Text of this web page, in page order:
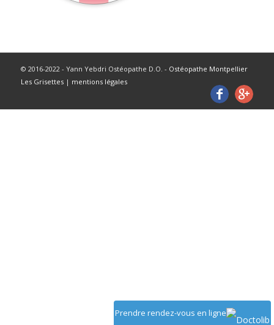
Prendre rendez-vous en ligne
© 2016-2022 - Yann Yebdri Ostéopathe D.O. - Ostéopathe Montpellier
Les Grisettes| mentions légales